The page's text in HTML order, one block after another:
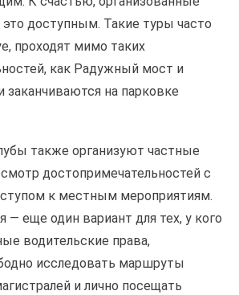
доступным. Такие туры часто
проходят мимо таких
как Радужный мост и
заканчиваются на парковке
также организуют частные
достопримечательностей с
к местным мероприятиям.
— еще один вариант для тех, у кого
водительские права,
исследовать маршруты
и лично посещать